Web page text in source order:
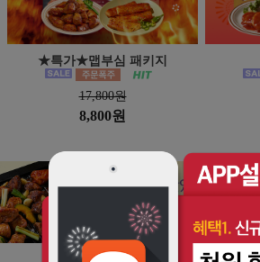
★특가★맵부심 패키지
17,800원
8,800원